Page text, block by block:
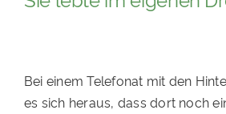
Bei einem Telefonat mit den
es sich heraus, dass dort noch